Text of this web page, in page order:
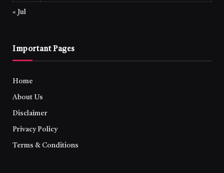
« Jul
Important Pages
Home
About Us
Disclaimer
Privacy Policy
Terms & Conditions